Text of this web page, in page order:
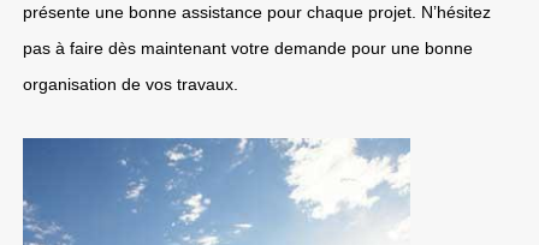
présente une bonne assistance pour chaque projet. N’hésitez
pas à faire dès maintenant votre demande pour une bonne
organisation de vos travaux.